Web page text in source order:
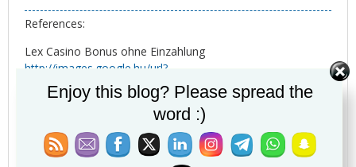
References:
Lex Casino Bonus ohne Einzahlung
http://images.google.hu/url?
sa=t&url=http://images.google.am/url?
q=https://instantcasinodeutschland.de/
Reply
http://images.google.ie/berkata:
6 Agustus 2026 pukul 21:50
Enjoy this blog? Please spread the
word :)